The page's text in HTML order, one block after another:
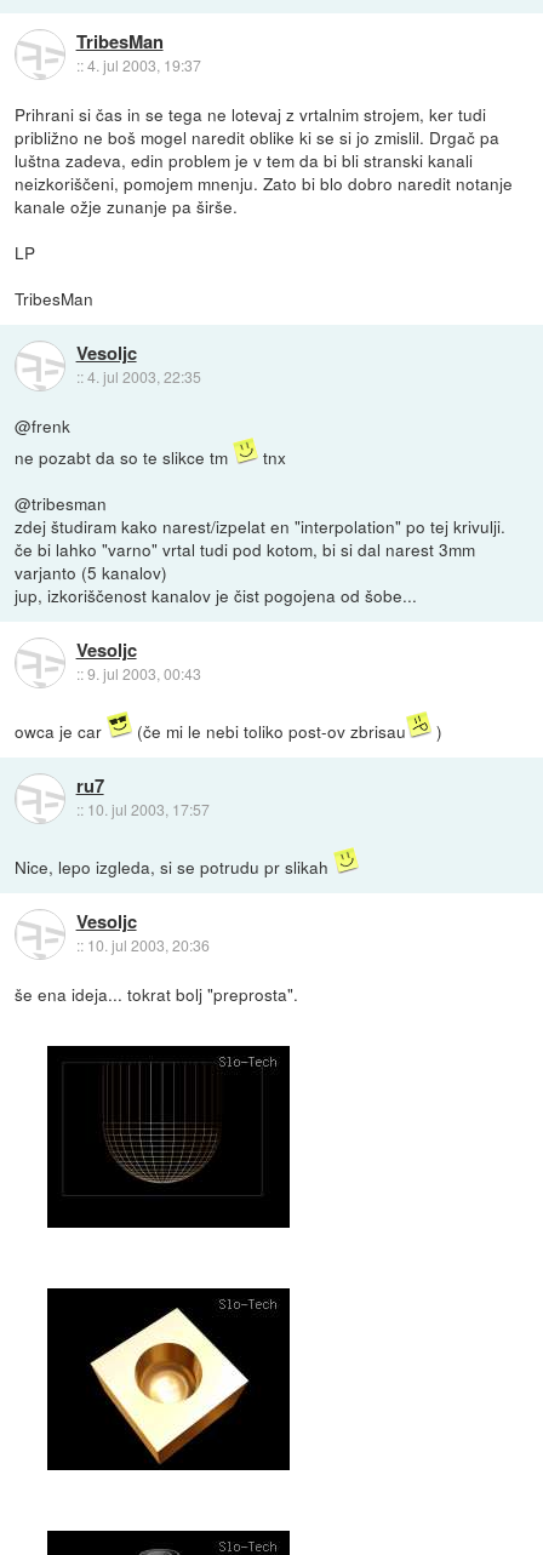
TribesMan
::4. jul 2003, 19:37
Prihrani si čas in se tega ne lotevaj z vrtalnim strojem, ker tudi
približno ne boš mogel naredit oblike ki se si jo zmislil. Drgač pa
luštna zadeva, edin problem je v tem da bi bli stranski kanali
neizkoriščeni, pomojem mnenju. Zato bi blo dobro naredit notanje
kanale ožje zunanje pa širše.
LP
TribesMan
Vesoljc
::4. jul 2003, 22:35
@frenk
ne pozabt da so te slikce tm
tnx
@tribesman
zdej študiram kako narest/izpelat en "interpolation" po tej krivulji.
če bi lahko "varno" vrtal tudi pod kotom, bi si dal narest 3mm
varjanto (5 kanalov)
jup, izkoriščenost kanalov je čist pogojena od šobe...
Vesoljc
::9. jul 2003, 00:43
owca je car (če mi le nebi toliko post-ov zbrisau )
ru7
:: 10. jul 2003, 17:57
Nice, lepo izgleda, si se potrudu pr slikah
Vesoljc
:: 10. jul 2003, 20:36
še ena ideja... tokrat bolj "preprosta".